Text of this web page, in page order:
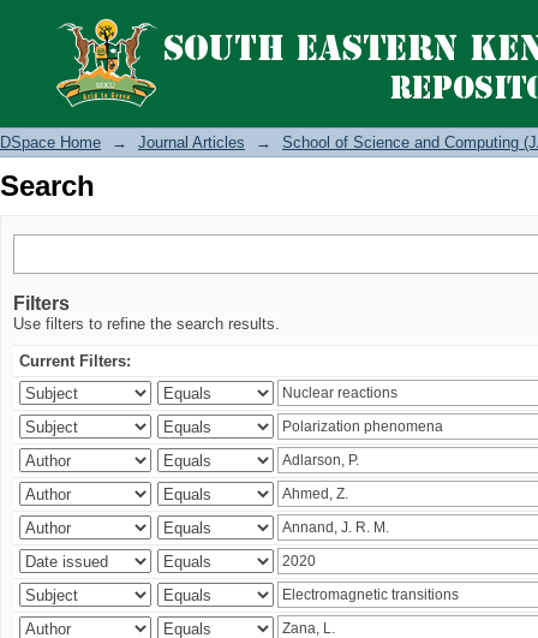
Search
DSpace Home → Journal Articles → School of Science and Computing
Search
Filters
Use filters to refine the search results.
Current Filters: